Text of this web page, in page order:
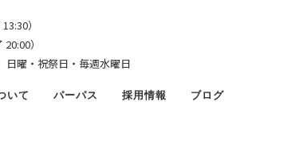
いて パーパス 採用情報 ブログ
）
）
曜・祝祭日・毎週水曜日